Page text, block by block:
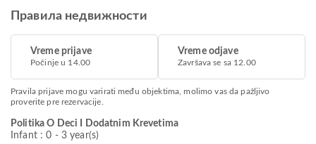
Правила недвижности
Vreme prijave
Počinje u 14.00
Vreme odjave
Završava se sa 12.00
Pravila prijave mogu varirati među objektima, molimo vas da pažljivo
proverite pre rezervacije.
Politika O Deci I Dodatnim Krevetima
Infant : 0 - 3 year(s)